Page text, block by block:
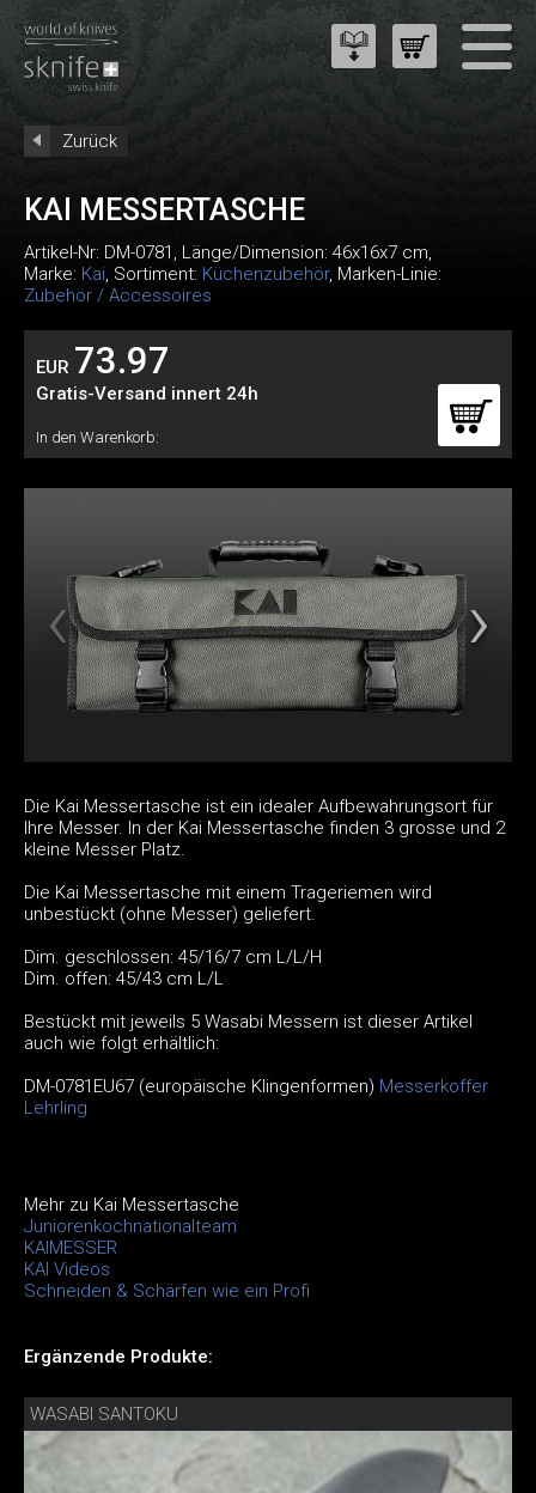
Zurück
KAI MESSERTASCHE
Artikel-Nr: DM-0781 , Länge/Dimension: 46x16x7 cm,
Marke: Kai, Sortiment: Küchenzubehör, Marken-Linie:
Zubehör / Accessoires
EUR 73.97
Gratis-Versand innert 24h
In den Warenkorb:
Die Kai Messertasche ist ein idealer Aufbewahrungsort für
Ihre Messer. In der Kai Messertasche finden 3 grosse und 2
kleine Messer Platz.
Die Kai Messertasche mit einem Trageriemen wird
unbestückt (ohne Messer) geliefert.
Dim. geschlossen: 45/16/7 cm L/L/H
Dim. offen: 45/43 cm L/L
Bestückt mit jeweils 5 Wasabi Messern ist dieser Artikel
auch wie folgt erhältlich:
DM-0781EU67 (europäische Klingenformen) Messerkoffer
Lehrling
Mehr zu Kai Messertasche
Juniorenkochnationalteam
KAIMESSER
KAI Videos
Schneiden & Schärfen wie ein Profi
Ergänzende Produkte:
WASABI SANTOKU